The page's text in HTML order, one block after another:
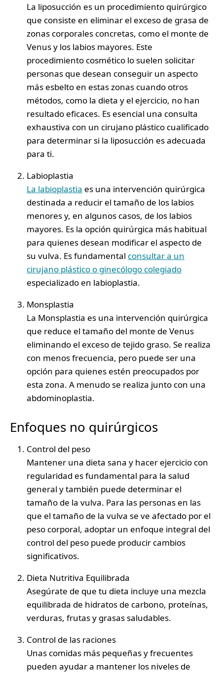
La liposucción es un procedimiento quirúrgico
que consiste en eliminar el exceso de grasa de
zonas corporales concretas, como el monte de
Venus y los labios mayores. Este
procedimiento cosmético lo suelen solicitar
personas que desean conseguir un aspecto
más esbelto en estas zonas cuando otros
métodos, como la dieta y el ejercicio, no han
resultado eficaces. Es esencial una consulta
exhaustiva con un cirujano plástico cualificado
para determinar si la liposucción es adecuada
para ti.
Labioplastia
La labioplastia es una intervención quirúrgica
destinada a reducir el tamaño de los labios
menores y, en algunos casos, de los labios
mayores. Es la opción quirúrgica más habitual
para quienes desean modificar el aspecto de
su vulva. Es fundamental consultar a un
cirujano plástico o ginecólogo colegiado
especializado en labioplastia.
Monsplastia
La Monsplastia es una intervención quirúrgica
que reduce el tamaño del monte de Venus
eliminando el exceso de tejido graso. Se realiza
con menos frecuencia, pero puede ser una
opción para quienes estén preocupados por
esta zona. A menudo se realiza junto con una
abdominoplastia.
Enfoques no quirúrgicos
Control del peso
Mantener una dieta sana y hacer ejercicio con
regularidad es fundamental para la salud
general y también puede determinar el
tamaño de la vulva. Para las personas en las
que el tamaño de la vulva se ve afectado por el
peso corporal, adoptar un enfoque integral del
control del peso puede producir cambios
significativos.
Dieta Nutritiva Equilibrada
Asegúrate de que tu dieta incluye una mezcla
equilibrada de hidratos de carbono, proteínas,
verduras, frutas y grasas saludables.
Control de las raciones
Unas comidas más pequeñas y frecuentes
pueden ayudar a mantener los niveles de